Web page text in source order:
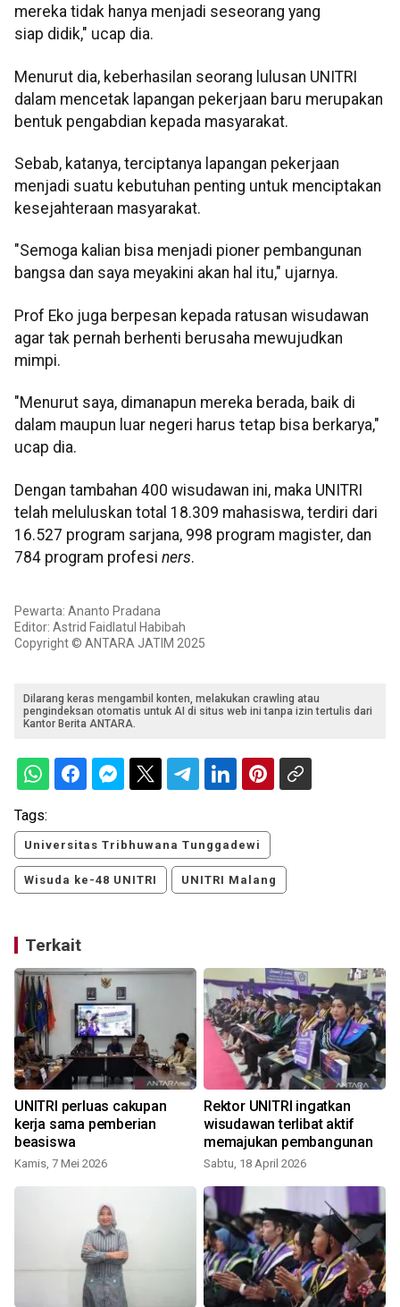
mereka tidak hanya menjadi seseorang yang
siap didik," ucap dia.
Menurut dia, keberhasilan seorang lulusan UNITRI
dalam mencetak lapangan pekerjaan baru merupakan
bentuk pengabdian kepada masyarakat.
Sebab, katanya, terciptanya lapangan pekerjaan
menjadi suatu kebutuhan penting untuk menciptakan
kesejahteraan masyarakat.
"Semoga kalian bisa menjadi pioner pembangunan
bangsa dan saya meyakini akan hal itu," ujarnya.
Prof Eko juga berpesan kepada ratusan wisudawan
agar tak pernah berhenti berusaha mewujudkan
mimpi.
"Menurut saya, dimanapun mereka berada, baik di
dalam maupun luar negeri harus tetap bisa berkarya,"
ucap dia.
Dengan tambahan 400 wisudawan ini, maka UNITRI
telah meluluskan total 18.309 mahasiswa, terdiri dari
16.527 program sarjana, 998 program magister, dan
784 program profesi ners.
Pewarta: Ananto Pradana
Editor: Astrid Faidlatul Habibah
Copyright © ANTARA JATIM 2025
Dilarang keras mengambil konten, melakukan crawling atau
pengindeksan otomatis untuk AI di situs web ini tanpa izin tertulis dari
Kantor Berita ANTARA.
Tags:
Universitas Tribhuwana Tunggadewi
Wisuda ke-48 UNITRI UNITRI Malang
Terkait
UNITRI perluas cakupan
kerja sama pemberian
beasiswa
Kamis, 7 Mei 2026
Rektor UNITRI ingatkan
wisudawan terlibat aktif
memajukan pembangunan
Sabtu, 18 April 2026